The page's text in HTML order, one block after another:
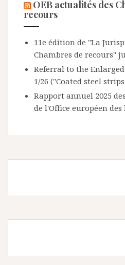
OEB actualités des
recours
11e édition de "La
Chambres de recours"
Referral to the
1/26 ("Coated steel
Rapport annuel 2025
de l'Office européen des